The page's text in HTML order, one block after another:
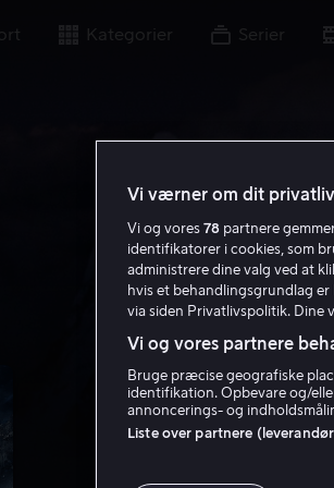
Kategorier Serier
Vi værner om dit privatliv
Vi og vores 78 partnere
identifikatorer i cookies, som
administrere dine valg ved at
hvis et behandlingsgrundlag
via siden Privatlivspolitik. Dine
Vi og vores partnere
Bruge præcise geografiske
identifikation. Opbevare og/
annoncerings- og
Liste over partnere